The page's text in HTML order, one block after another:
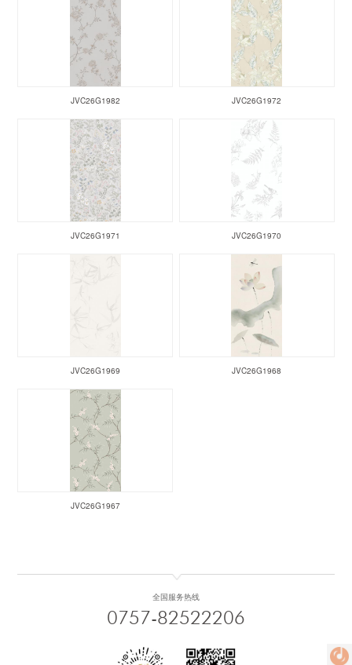
JVC26G1982 JVC26G1972
JVC26G1971 JVC26G1970
JVC26G1969 JVC26G1968
JVC26G1967
全国服务热线
0757-82522206